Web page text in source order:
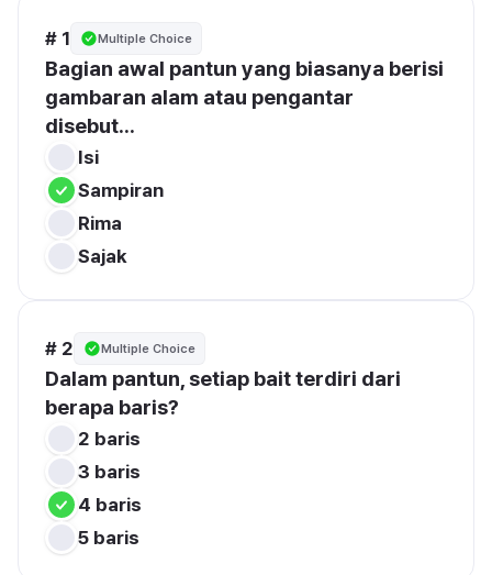
# 1 Multiple Choice
Bagian awal pantun yang biasanya berisi
gambaran alam atau pengantar
disebut...
Isi
Sampiran
Rima
Sajak
# 2 Multiple Choice
Dalam pantun, setiap bait terdiri dari
berapa baris?
2 baris
3 baris
4 baris
5 baris